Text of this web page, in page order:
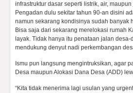
infrastruktur dasar seperti listrik, air,
Pengadan dulu sekitar tahun 90-an disini
namun sekarang kondisinya sudah banyak
Bisa saja dari sekarang merelokasi rumah
layak. Tidak hanya itu penataan jalan
mendukung denyut nadi perkembangan
Ismu pun langsung mengintruksikan, agar
Desa maupun Alokasi Dana Desa (ADD)
“Kita tidak menerima lagi usulan yang